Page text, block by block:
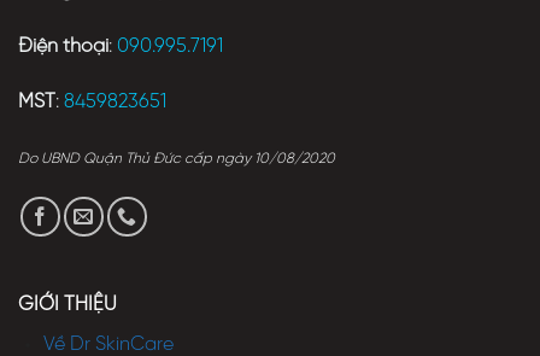
Điện thoại: 090.995.7191
MST : 8459823651
Do UBND Quận Thủ Đức cấp ngày 10/08/2020
GIỚI THIỆU
Về Dr SkinCare